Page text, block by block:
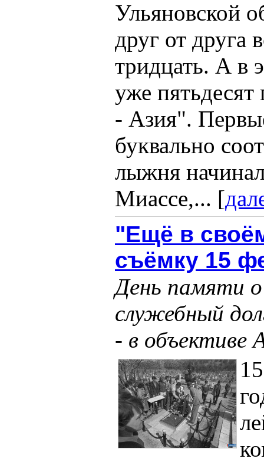
Ульяновской
друг от друга
тридцать. А в
уже
- Азия".
буквально
лыжня
Миассе,... [
"Ещё в
съёмку 15
День памяти о
служебный
- в объективе